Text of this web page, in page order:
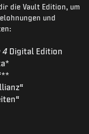
die Vault Edition, um
und
4 Digital Edition